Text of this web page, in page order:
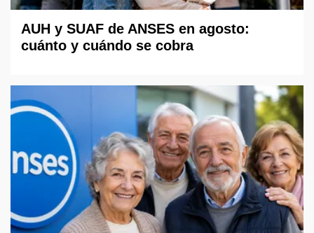
AUH y SUAF de ANSES en agosto:
cuánto y cuándo se cobra